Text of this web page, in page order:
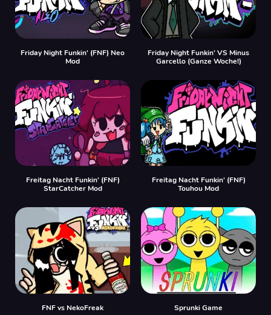
Friday Night Funkin' (FNF) Neo
Mod
Friday Night Funkin' VS Minus
Garcello (Ganze Woche!)
Freitag Nacht Funkin' (FNF)
StarCatcher Mod
Freitag Nacht Funkin' (FNF)
Touhou Mod
FNF vs NekoFreak Sprunki Game